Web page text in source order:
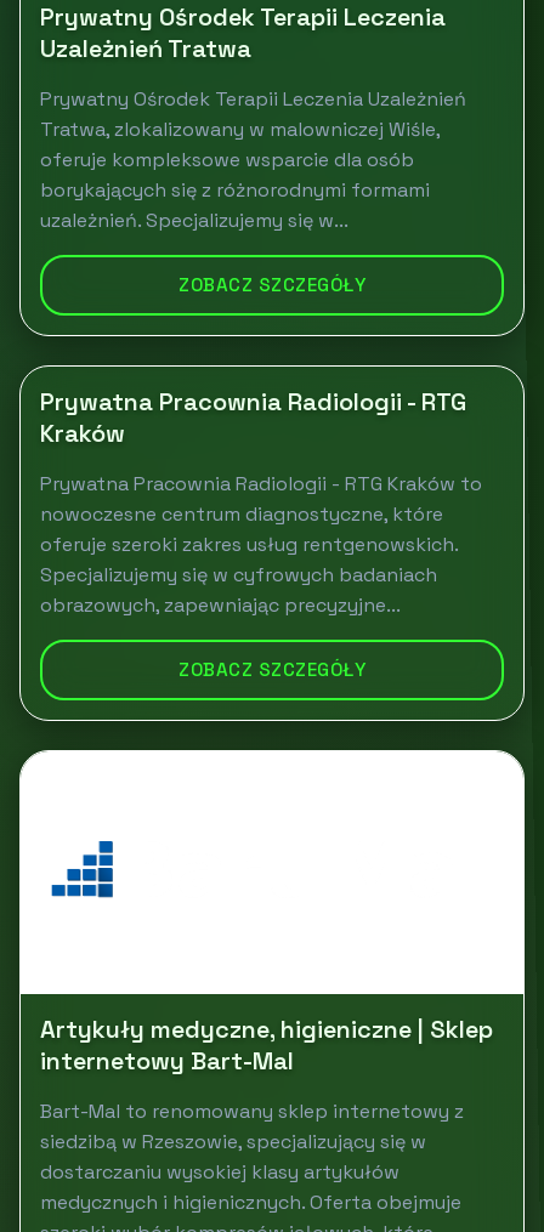
Prywatny Ośrodek Terapii Leczenia
Uzależnień Tratwa
Prywatny Ośrodek Terapii Leczenia Uzależnień
Tratwa, zlokalizowany w malowniczej Wiśle,
oferuje kompleksowe wsparcie dla osób
borykających się z różnorodnymi formami
uzależnień. Specjalizujemy się w...
ZOBACZ SZCZEGÓŁY
Prywatna Pracownia Radiologii - RTG
Kraków
Prywatna Pracownia Radiologii - RTG Kraków to
nowoczesne centrum diagnostyczne, które
oferuje szeroki zakres usług rentgenowskich.
Specjalizujemy się w cyfrowych badaniach
obrazowych, zapewniając precyzyjne...
ZOBACZ SZCZEGÓŁY
Artykuły medyczne, higieniczne | Sklep
internetowy Bart-Mal
Bart-Mal to renomowany sklep internetowy z
siedzibą w Rzeszowie, specjalizujący się w
dostarczaniu wysokiej klasy artykułów
medycznych i higienicznych. Oferta obejmuje